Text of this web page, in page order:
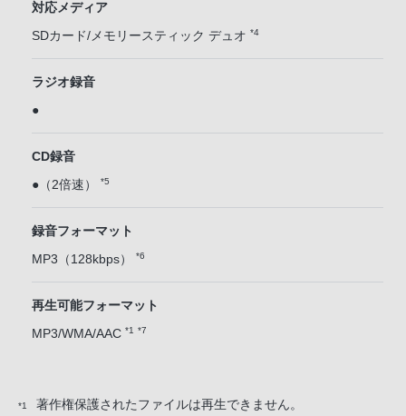
対応メディア
SDカード/メモリースティック デュオ *4
ラジオ録音
●
CD録音
●（2倍速） *5
録音フォーマット
MP3（128kbps） *6
再生可能フォーマット
MP3/WMA/AAC *1 *7
*1 著作権保護されたファイルは再生できません。